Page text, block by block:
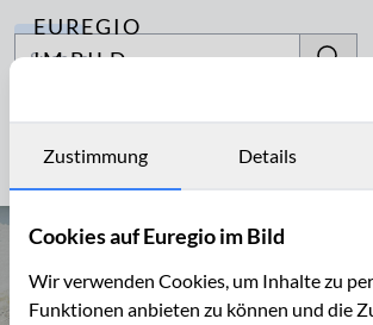
EUREGIO
IM BILD
Archiv
Kontakt
Archiv
Zustimmung Details
Cookies auf Euregio im Bild
Wir verwenden Cookies, um Inhalte zu
Funktionen anbieten zu können und die